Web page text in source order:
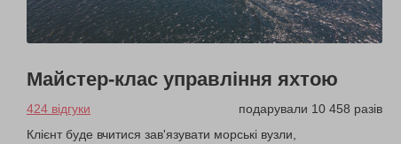
Майстер-клас управління яхтою
424 відгуки
подарували 10 458 разів
Клієнт буде вчитися зав'язувати морські вузли,